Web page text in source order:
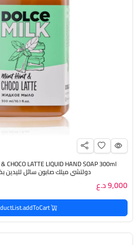
CHOCO LATTE LIQUID HAND SOAP 300ml
دولتشي ميلك صابون سائل لليدين
9,000 د.ع
productList.addToCart